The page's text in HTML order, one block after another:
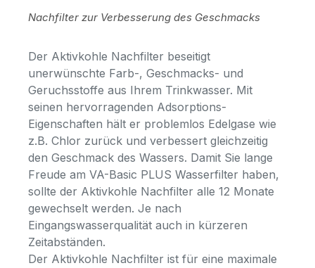
Nachfilter zur Verbesserung des Geschmacks
Der Aktivkohle Nachfilter beseitigt
unerwünschte Farb-, Geschmacks- und
Geruchsstoffe aus Ihrem Trinkwasser. Mit
seinen hervorragenden Adsorptions-
Eigenschaften hält er problemlos Edelgase wie
z.B. Chlor zurück und verbessert gleichzeitig
den Geschmack des Wassers. Damit Sie lange
Freude am VA-Basic PLUS Wasserfilter haben,
sollte der Aktivkohle Nachfilter alle 12 Monate
gewechselt werden. Je nach
Eingangswasserqualität auch in kürzeren
Zeitabständen.
Der Aktivkohle Nachfilter ist für eine maximale